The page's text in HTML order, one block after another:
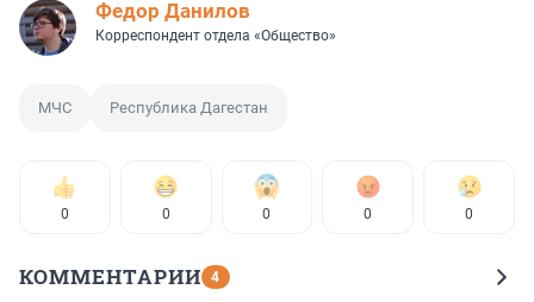
Федор Данилов
Корреспондент отдела «Общество»
МЧС Республика Дагестан
0 0 0 0 0
КОММЕНТАРИИ 4